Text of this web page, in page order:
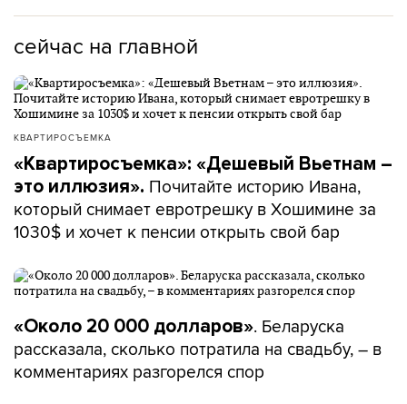
сейчас на главной
КВАРТИРОСЪЕМКА
«Квартиросъемка»: «Дешевый Вьетнам –
это иллюзия». Почитайте историю Ивана,
который снимает евротрешку в Хошимине за
1030$ и хочет к пенсии открыть свой бар
«Около 20 000 долларов». Беларуска
рассказала, сколько потратила на свадьбу, – в
комментариях разгорелся спор